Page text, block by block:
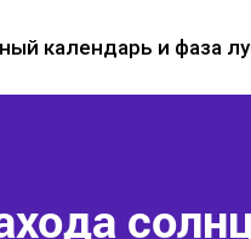
календарь и фаза